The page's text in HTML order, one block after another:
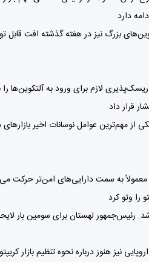
لازم برای ورود به آلتکوین‌ها
از مهم‌ترین عوامل نوسانات اخیر
به سمت دارایی‌های امن‌تر حرکت
لهستان برای سومین بار
نیز هنوز درباره نحوه تنظیم بازار